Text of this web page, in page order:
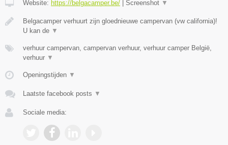
Website: https://belgacamper.be/ Screenshot ▼
Belgacamper verhuurt zijn gloednieuwe campervan (vw california)!
U kan de ▼
verhuur campervan, campervan verhuur, verhuur camper België,
verhuur ▼
Openingstijden ▼
Laatste facebook posts ▼
Sociale media: